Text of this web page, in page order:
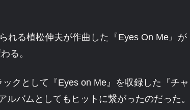
れる植松伸夫が作曲した『Eyes On Me』が
る。
クとして『Eyes on Me』を収録した『チャ
バムとしてもヒットに繋がったのだった。